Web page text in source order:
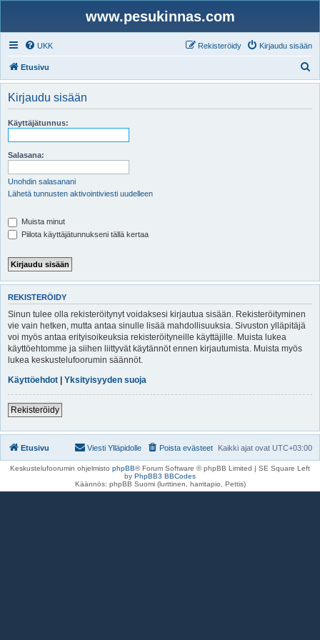
www.pesukinnas.com
UKK Kirjaudu sisään
Rekisteröidy
Etusivu
t
Kirjaudu sisään
Käyttäjätunnus:
Salasana:
Unohdin salasanani
Lähetä tunnusten aktivointiviesti uudelleen
Muista minut
Piilota käyttäjätunnukseni tällä kertaa
REKISTERÖIDY
Sinun tulee olla rekisteröitynyt voidaksesi kirjautua sisään. Rekisteröityminen
vie vain hetken, mutta antaa sinulle lisää mahdollisuuksia. Sivuston ylläpitäjä
voi myös antaa erityisoikeuksia rekisteröityneille käyttäjille. Muista lukea
käyttöehtomme ja siihen liittyvät käytännöt ennen kirjautumista. Muista myös
lukea keskustelufoorumin säännöt.
Käyttöehdot | Yksityisyyden suoja
Rekisteröidy
Etusivu Kaikki ajat ovat UTC+03:00
Poista evästeet
Viesti Ylläpidolle
Keskustelufoorumin ohjelmisto phpBB® Forum Software © phpBB Limited | SE Square Left
by PhpBB3 BBCodes
Käännös: phpBB Suomi (lurttinen, harritapio, Pettis)